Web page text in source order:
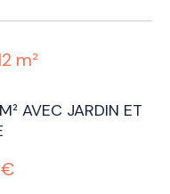
m²
AVEC JARDIN ET